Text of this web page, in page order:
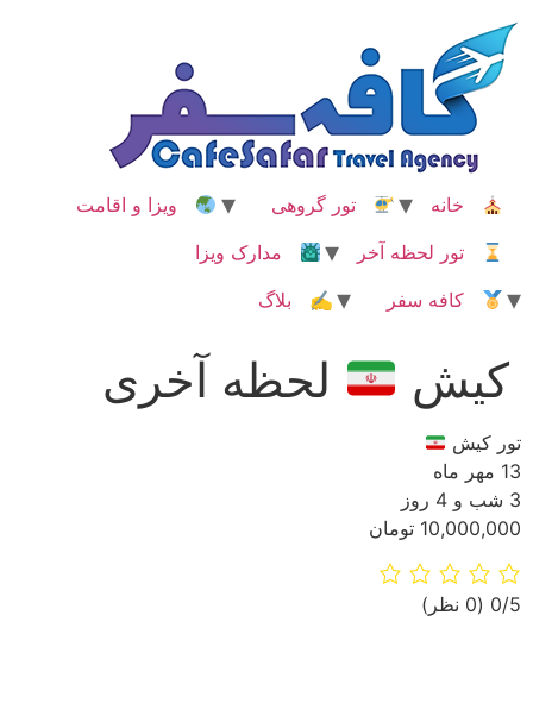
محتوا
خانه تور گروهی
ویزا و اقامت
تور لحظه آخر
مدارک ویزا
کافه سفر
✍ بلاگ
کیش لحظه آخری
تور کیش
13 مهر ماه
3 شب و 4 روز
10,000,000 تومان
‫0/5 ‫(0 نظر)